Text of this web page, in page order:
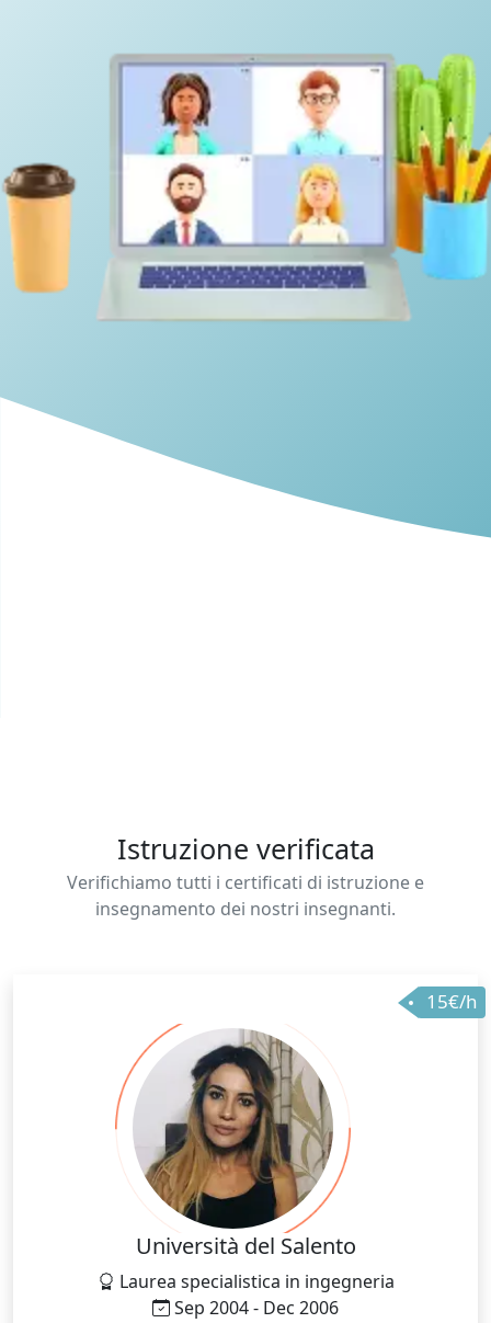
Istruzione verificata
Verifichiamo tutti i certificati di istruzione e
insegnamento dei nostri insegnanti.
15€/h
Università del Salento
Laurea specialistica in ingegneria
Sep 2004 - Dec 2006